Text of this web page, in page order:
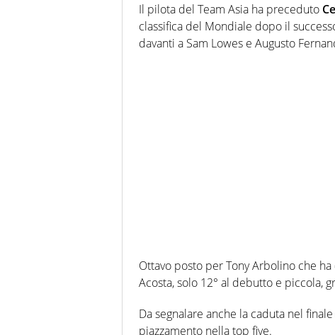
Il pilota del Team Asia ha preceduto
classifica del Mondiale dopo il
davanti a Sam Lowes e Augusto
Ottavo posto per Tony Arbolino che
Acosta, solo 12° al debutto e piccola,
Da segnalare anche la caduta nel
piazzamento nella top five.